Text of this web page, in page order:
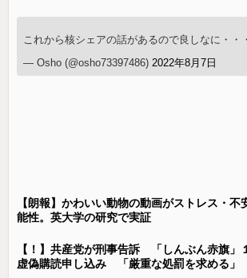
これから核シェアの話があるので良しなに・・・
— Osho (@osho73397486)2022年8月7日
【朗報】かわいい動物の動画がストレス・不
能性。英大学の研究で実証
【！】共産党が刑事告訴 「しんぶん赤旗」
虚偽購読申し込み 「厳重な処罰を求める」